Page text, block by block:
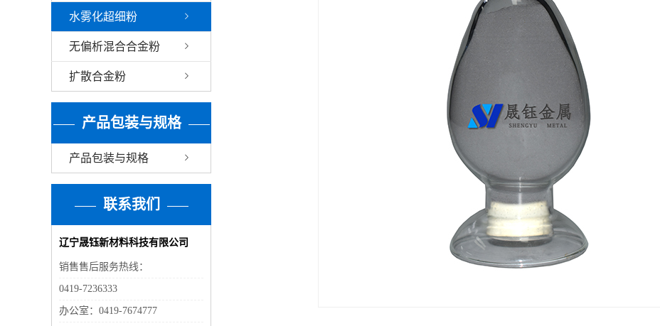
水雾化超细粉
无偏析混合合金粉
扩散合金粉
产品包装与规格
产品包装与规格
联系我们
辽宁晟钰新材料科技有限公司
销售售后服务热线：
0419-7236333
办公室：0419-7674777